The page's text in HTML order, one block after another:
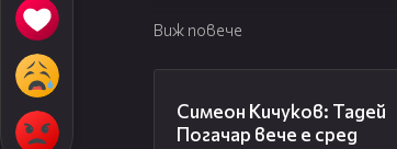
Виж повече
Симеон Кичуков: Тадей
Погачар вече е сред